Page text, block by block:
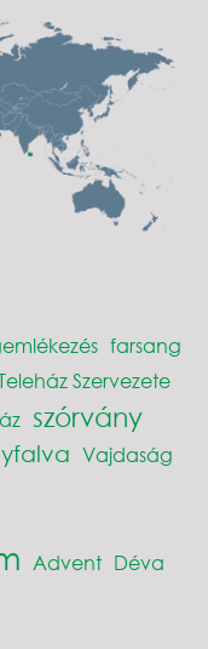
farsang
Szervezete
szórvány
Vajdaság
Advent Déva